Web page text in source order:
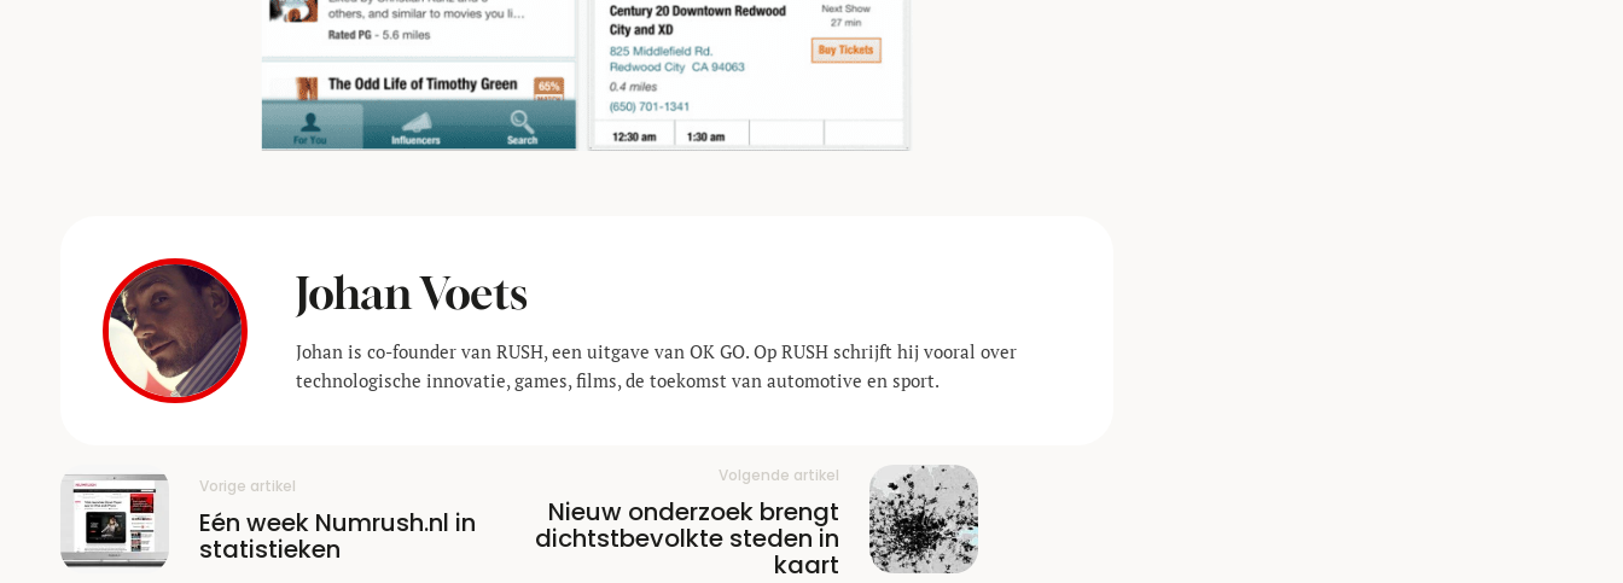
Johan Voets
Johan is co-founder van RUSH, een uitgave van OK GO. Op RUSH schrijft hij vooral over
technologische innovatie, games, films, de toekomst van automotive en sport.
Vorige artikel
Eén week Numrush.nl in
statistieken
Volgende artikel
Nieuw onderzoek brengt
dichtstbevolkte steden in
kaart